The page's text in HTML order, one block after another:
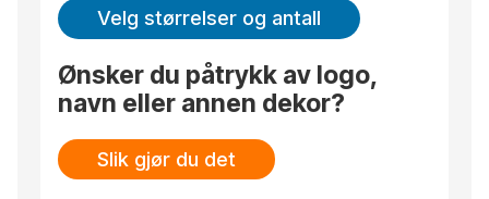
Velg størrelser og antall
Ønsker du påtrykk av logo,
navn eller annen dekor?
Slik gjør du det